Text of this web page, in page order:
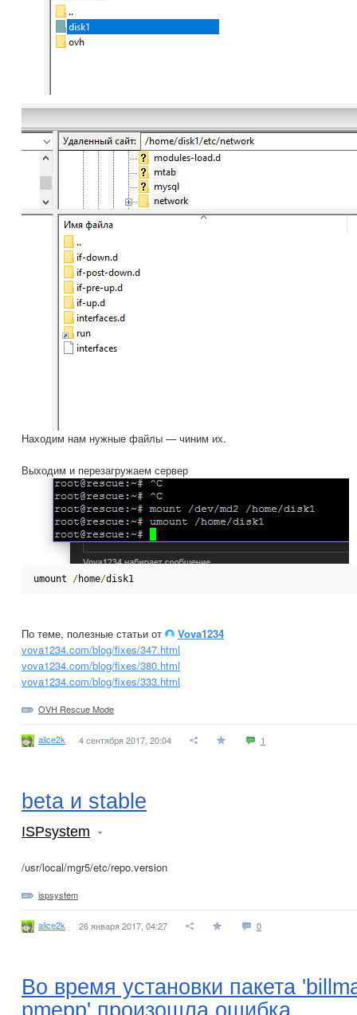
Находим нам нужные файлы — чиним их.
Выходим и перезагружаем сервер
umount /home/disk1
По теме, полезные статьи от
Vova1234
vova1234.com/blog/fixes/347.html
vova1234.com/blog/fixes/380.html
vova1234.com/blog/fixes/333.html
OVH Rescue Mode
alice2k 4 сентября 2017, 20:04 1
beta и stable
ISPsystem
/usr/local/mgr5/etc/repo.version
ispsystem
alice2k 26 января 2017, 04:27 0
Во время установки пакета
pmepp' произошла ошибка